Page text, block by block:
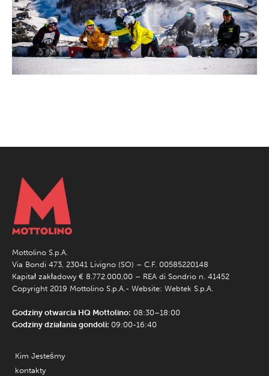
Mottolino S.p.A.
Via Bondi 473, 23041 Livigno (SO) – C.F. 00585220148
Kapitał zakładowy € 8.772.000,00 – REA di Sondrio n. 41452
Copyright 2019 Mottolino S.p.A.- Website: Webtek S.p.A.
Godziny otwarcia HQ Mottolino: 08:30–18:00
Godziny działania gondoli: 09:00-16:40
Kim Jesteśmy
kontakty